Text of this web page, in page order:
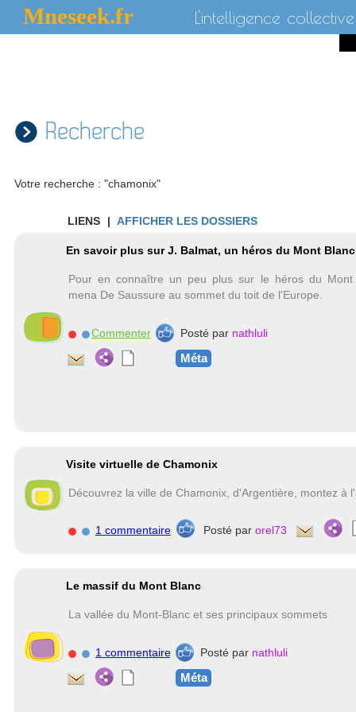
Mneseek.fr L'intelligence collective
Recherche
Votre recherche : "chamonix"
LIENS | AFFICHER LES DOSSIERS
En savoir plus sur J. Balmat, un héros du Mont Blanc
Pour en connaître un peu plus sur le héros du Mont
mena De Saussure au sommet du toit de l'Europe.
Commenter Posté par nathluli
Méta
Visite virtuelle de Chamonix
Découvrez la ville de Chamonix, d'Argentière, montez à
1 commentaire Posté par orel73
Le massif du Mont Blanc
La vallée du Mont-Blanc et ses principaux sommets
1 commentaire Posté par nathluli
Méta